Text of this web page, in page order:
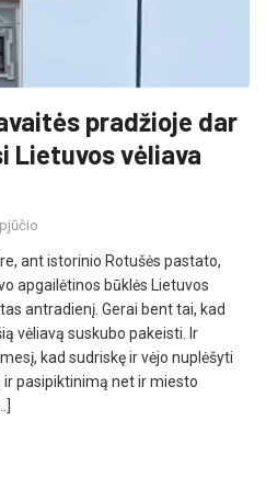
pradžioje dar
Lietuvos vėliava
ant istorinio Rotušės pastato,
apgailėtinos būklės Lietuvos
antradienį. Gerai bent tai, kad
vėliavą suskubo pakeisti. Ir
kad sudriskę ir vėjo nuplėšyti
pasipiktinimą net ir miesto